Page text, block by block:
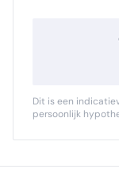
Dit is een
persoonlijk